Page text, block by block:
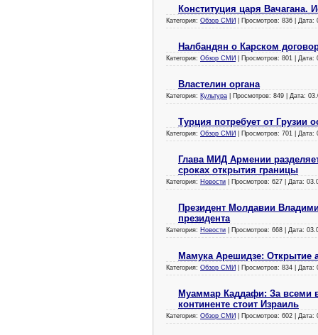
Конституция царя Вачагана.
Категория: Обзор СМИ | Просмотров: 836 | Дата:
Налбандян о Карском
Категория: Обзор СМИ | Просмотров: 801 | Дата:
Властелин органа
Категория: Культура | Просмотров: 849 | Дата:
Турция потребует от Грузии
Категория: Обзор СМИ | Просмотров: 701 | Дата:
Глава МИД Армении
сроках открытия границы
Категория: Новости | Просмотров: 627 | Дата:
Президент Молдавии
президента
Категория: Новости | Просмотров: 668 | Дата:
Мамука Арешидзе: Открытие
Категория: Обзор СМИ | Просмотров: 834 | Дата:
Муаммар Каддафи: За всеми
континенте стоит Израиль
Категория: Обзор СМИ | Просмотров: 602 | Дата: